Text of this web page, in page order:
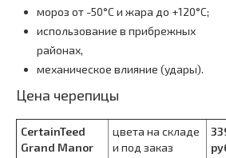
мороз от -50°C и жара до +120°C;
использование в прибрежных
районах,
механическое влияние (удары).
Цена черепицы
CertainTeed
Grand Manor
цвета на складе
и под заказ